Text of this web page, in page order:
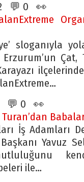
💬 0 👀
sloganıyla
Çat,
💬 0 👀
Turan’dan
İş Adamları
Yavuz
ile…